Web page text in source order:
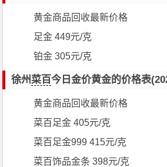
黄金商品回收最新价格
足金 449元/克
铂金 305元/克
徐州菜百今日金价黄金的价格表
黄金商品回收最新价格
菜百足金 405元/克
菜百足金999 415元/克
菜百饰品金条 398元/克